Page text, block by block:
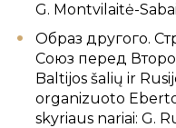
G. Montvilaitė-
Образ другого.
Союз перед
Baltijos šalių ir
organizuoto
skyriaus nariai: G.